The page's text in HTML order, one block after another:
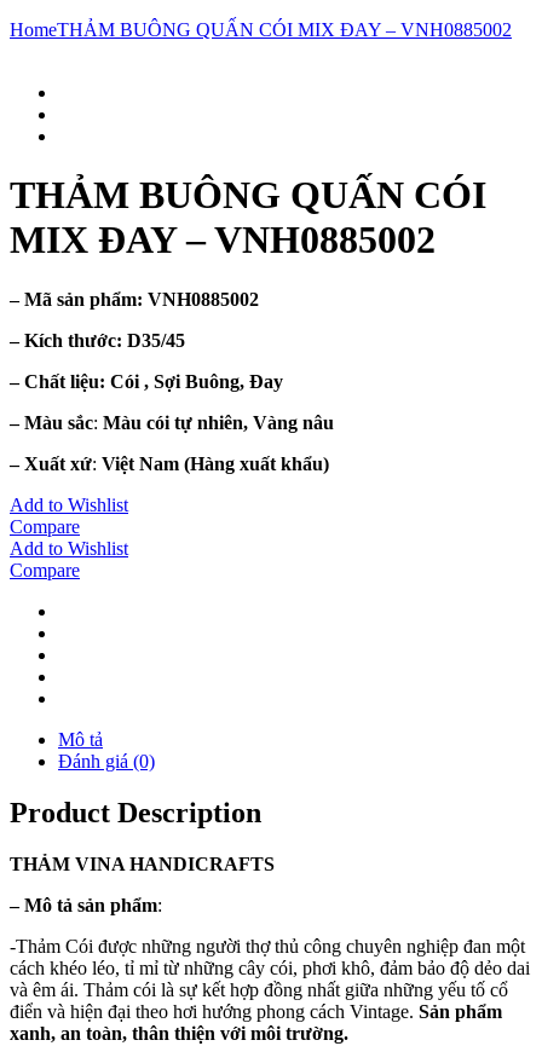
HomeTHẢM BUÔNG QUẤN CÓI MIX ĐAY – VNH0885002
THẢM BUÔNG QUẤN CÓI
MIX ĐAY – VNH0885002
– Mã sản phẩm: VNH0885002
– Kích thước: D35/45
– Chất liệu: Cói , Sợi Buông, Đay
– Màu sắc: Màu cói tự nhiên, Vàng nâu
– Xuất xứ: Việt Nam (Hàng xuất khẩu)
Add to Wishlist
Compare
Add to Wishlist
Compare
Mô tả
Đánh giá (0)
Product Description
THẢM VINA HANDICRAFTS
–Mô tả sản phẩm:
-Thảm Cói được những người thợ thủ công chuyên nghiệp đan một
cách khéo léo, tỉ mỉ từ những cây cói, phơi khô, đảm bảo độ dẻo dai
và êm ái. Thảm cói là sự kết hợp đồng nhất giữa những yếu tố cổ
điển và hiện đại theo hơi hướng phong cách Vintage. Sản phẩm
xanh, an toàn, thân thiện với môi trường.